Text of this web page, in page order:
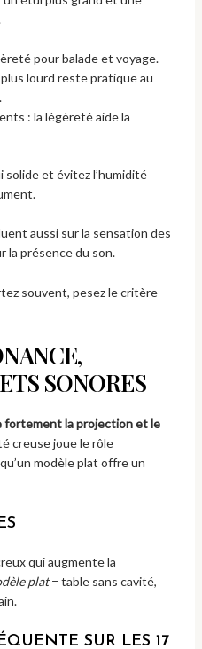
pour balade et voyage.
lourd reste pratique au
: la légèreté aide la
solide et évitez l’humidité
aussi sur la sensation des
la présence du son.
souvent, pesez le critère
SONORES
fortement la projection et le
creuse joue le rôle
modèle plat offre un
qui augmente la
plat= table sans cavité,
SUR LES 17